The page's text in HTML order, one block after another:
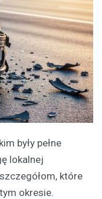
były pełne
lokalnej
które
okresie.